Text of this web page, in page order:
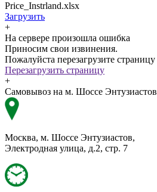
Price_Instrland.xlsx
Загрузить
+
На сервере произошла ошибка
Приносим свои извинения.
Пожалуйста перезагрузите страницу
Перезагрузить страницу
+
Самовывоз на м. Шоссе Энтузиастов
Москва, м. Шоссе Энтузиастов,
Электродная улица, д.2, стр. 7